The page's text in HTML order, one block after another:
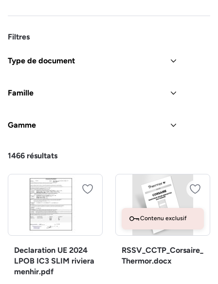
Filtres
Type de document
Famille
Gamme
1466 résultats
Declaration UE 2024
LPOB IC3 SLIM riviera
menhir.pdf
Contenu exclusif
RSSV_CCTP_Corsaire_
Thermor.docx